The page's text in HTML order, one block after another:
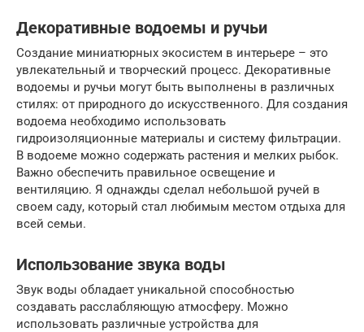
Декоративные водоемы и ручьи
Создание миниатюрных экосистем в интерьере – это
увлекательный и творческий процесс. Декоративные
водоемы и ручьи могут быть выполнены в различных
стилях: от природного до искусственного. Для создания
водоема необходимо использовать
гидроизоляционные материалы и систему фильтрации.
В водоеме можно содержать растения и мелких рыбок.
Важно обеспечить правильное освещение и
вентиляцию. Я однажды сделал небольшой ручей в
своем саду, который стал любимым местом отдыха для
всей семьи.
Использование звука воды
Звук воды обладает уникальной способностью
создавать расслабляющую атмосферу. Можно
использовать различные устройства для